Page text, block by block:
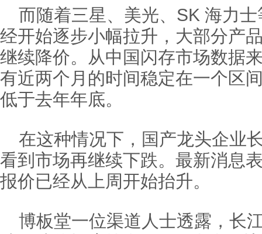
而随着三星、美光、SK 海力
经开始逐步小幅拉升，大部分产
继续降价。从中国闪存市场数据
有近两个月的时间稳定在一个区
低于去年年底。
在这种情况下，国产龙头企业
看到市场再继续下跌。最新消息
报价已经从上周开始抬升。
博板堂一位渠道人士透露，长